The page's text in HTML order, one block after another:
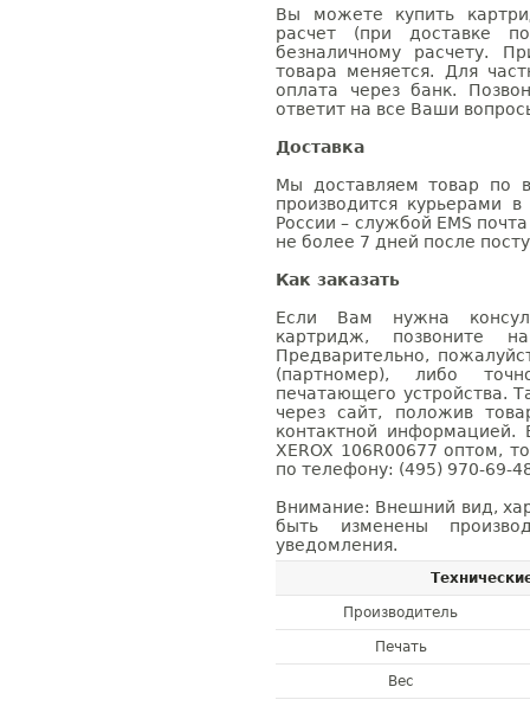
Вы можете купить
расчет (при доставке
безналичному расчету.
товара меняется. Для
оплата через банк.
ответит на все Ваши
Доставка
Мы доставляем товар по
производится курьерами
России – службой EMS
не более 7 дней после
Как заказать
Если Вам нужна
картридж, позвоните
Предварительно,
(партномер), либо
печатающего устройства.
через сайт, положив
контактной информацией.
XEROX 106R00677 оптом,
по телефону: (495) 970-69-
Внимание: Внешний вид,
быть изменены
уведомления.
Производитель
Печать
Вес